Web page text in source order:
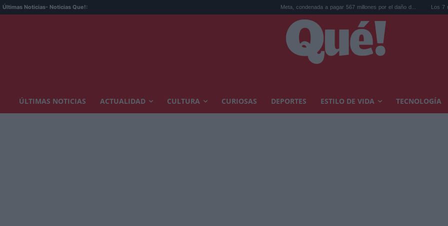
Últimas Noticias- Noticias Que!: Meta, condenada a pagar 567 millones por el daño d... Los 7 mejores discos
ÚLTIMAS NOTICIAS ACTUALIDAD CULTURA CURIOSAS DEPORTES ESTILO DE VIDA TECNOLOGÍA